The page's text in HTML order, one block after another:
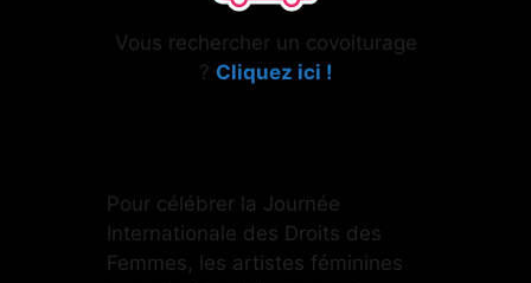
Vous rechercher un covoiturage
? Cliquez ici !
Pour célébrer la Journée
Internationale des Droits des
Femmes, les artistes féminines